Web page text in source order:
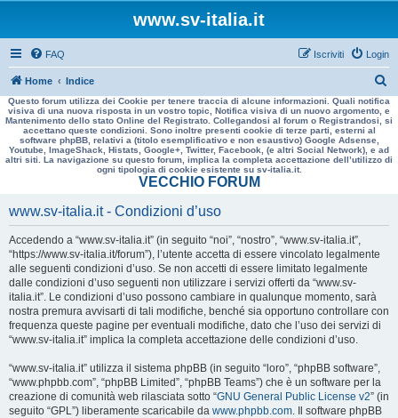
www.sv-italia.it
FAQ Login
Iscriviti
Home Indice
e
r
a
Questo forum utilizza dei Cookie per tenere traccia di alcune informazioni. Quali notifica
visiva di una nuova risposta in un vostro topic, Notifica visiva di un nuovo argomento, e
Mantenimento dello stato Online del Registrato. Collegandosi al forum o Registrandosi, si
accettano queste condizioni. Sono inoltre presenti cookie di terze parti, esterni al
software phpBB, relativi a (titolo esemplificativo e non esaustivo) Google Adsense,
Youtube, ImageShack, Histats, Google+, Twitter, Facebook, (e altri Social Network), e ad
altri siti. La navigazione su questo forum, implica la completa accettazione dell’utilizzo di
ogni tipologia di cookie esistente su sv-italia.it.
VECCHIO FORUM
www.sv-italia.it - Condizioni d’uso
Accedendo a “www.sv-italia.it” (in seguito “noi”, “nostro”, “www.sv-italia.it”,
“https://www.sv-italia.it/forum”), l’utente accetta di essere vincolato legalmente
alle seguenti condizioni d’uso. Se non accetti di essere limitato legalmente
dalle condizioni d’uso seguenti non utilizzare i servizi offerti da “www.sv-
italia.it”. Le condizioni d’uso possono cambiare in qualunque momento, sarà
nostra premura avvisarti di tali modifiche, benché sia opportuno controllare con
frequenza queste pagine per eventuali modifiche, dato che l’uso dei servizi di
“www.sv-italia.it” implica la completa accettazione delle condizioni d’uso.
“www.sv-italia.it” utilizza il sistema phpBB (in seguito “loro”, “phpBB software”,
“www.phpbb.com”, “phpBB Limited”, “phpBB Teams”) che è un software per la
creazione di comunità web rilasciata sotto “GNU General Public License v2” (in
seguito “GPL”) liberamente scaricabile da www.phpbb.com. Il software phpBB